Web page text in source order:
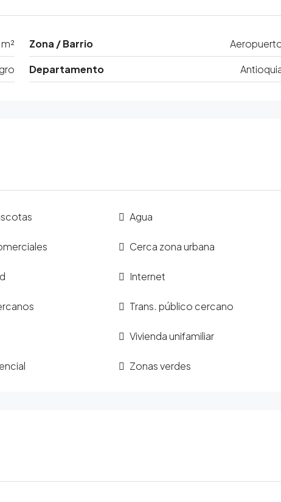
Zona / Barrio
Departamento
Agua
Cerca zona urbana
Internet
Trans. público cercano
Vivienda unifamiliar
Zonas verdes